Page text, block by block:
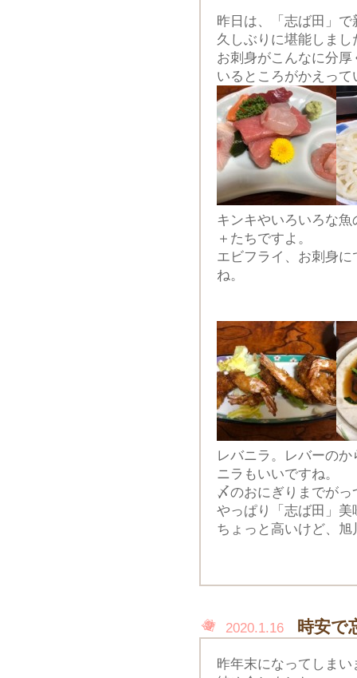
昨日は、「志ば田」で
久しぶりに堪能しまし
お刺身がこんなに分
いるところがかえって
キンキやいろいろな
＋たちですよ。
エビフライ、お刺身
ね。
レバニラ。レバーの
ニラもいいですね。
〆のおにぎりまでが
やっぱり「志ば田」美
ちょっと高いけど、
2020.1.16 時安で
昨年末になってしま